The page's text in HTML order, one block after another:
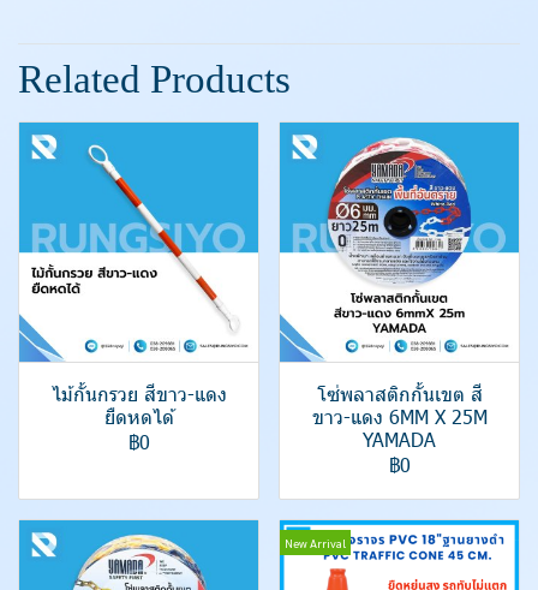
Related Products
ไม้กั้นกรวย สีขาว-แดง
ยืดหดได้
฿0
โซ่พลาสติกกั้นเขต สี
ขาว-แดง 6MM X 25M
YAMADA
฿0
New Arrival